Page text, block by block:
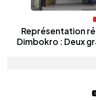
Représentation
Dimbokro : Deux